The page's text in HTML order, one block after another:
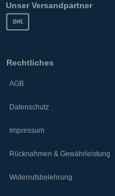
Unser Versandpartner
Rechtliches
AGB
Datenschutz
Impressum
Rücknahmen & Gewährleistung
Widerrufsbelehrung